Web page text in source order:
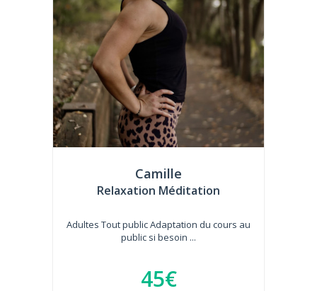
Camille
Relaxation Méditation
Adultes Tout public Adaptation du cours au
public si besoin ...
45€